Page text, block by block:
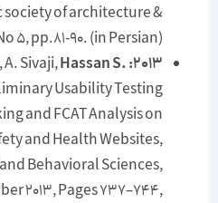
society of architecture &
No 5, pp.81-90. (in Persian)
2013:
Hassan S.
Preliminary Usability Testing
and FCAT Analysis on
Safety and Health Websites,
and Behavioral Sciences,
2013, Pages 737–744,